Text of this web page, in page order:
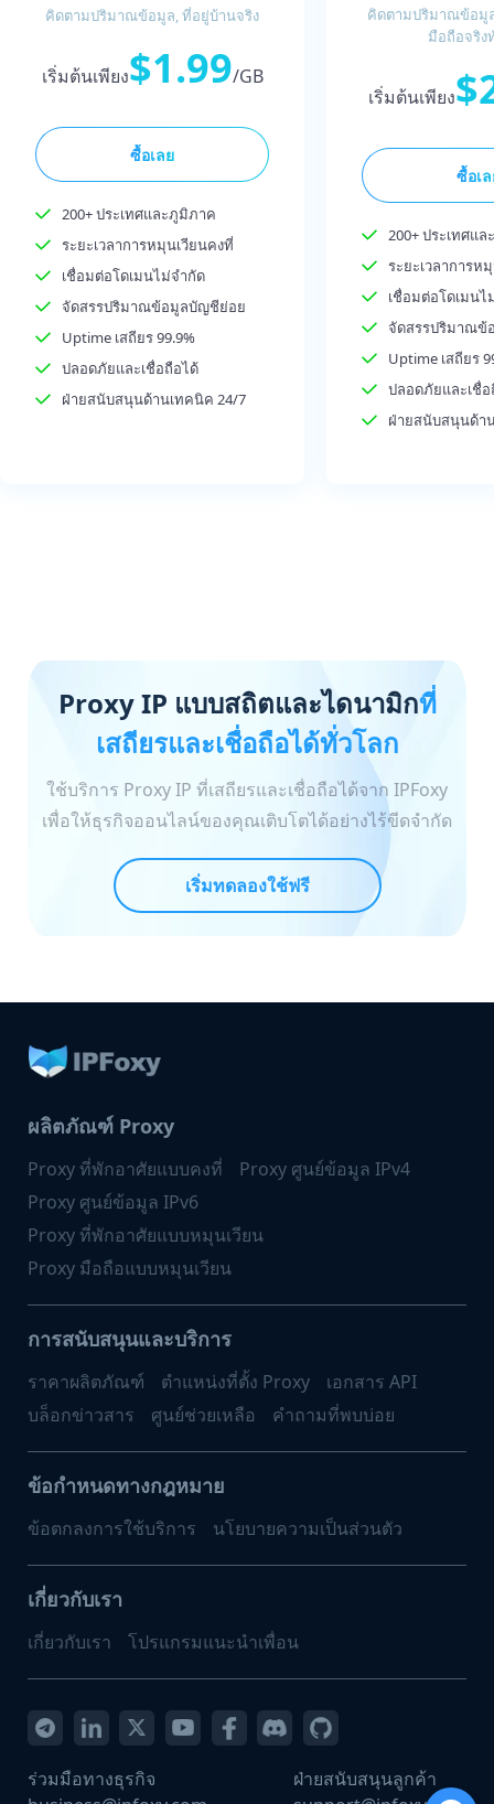
คิดตามปริมาณข้อมูล, ที่อยู่บ้านจริง
เริ่มต้นเพียง$1.99/GB
ซื้อเลย
200+ ประเทศและภูมิภาค
ระยะเวลาการหมุนเวียนคงที่
เชื่อมต่อโดเมนไม่จำกัด
จัดสรรปริมาณข้อมูลบัญชีย่อย
Uptime เสถียร 99.9%
ปลอดภัยและเชื่อถือได้
ฝ่ายสนับสนุนด้านเทคนิค 24/7
คิดตามปริมาณข้อมู
มือถือจริง
เริ่มต้นเพียง
ซื้อเ
200+ ประเทศแ
ระยะเวลาการห
เชื่อมต่อโดเมนไ
จัดสรรปริมาณ
Uptime เสถียร
ปลอดภัยและเชื่
ฝ่ายสนับสนุนด้า
Proxy IP แบบสถิตและไดนามิกที่
เสถียรและเชื่อถือได้ทั่วโลก
ใช้บริการ Proxy IP ที่เสถียรและเชื่อถือได้จาก IPFoxy
เพื่อให้ธุรกิจออนไลน์ของคุณเติบโตได้อย่างไร้ขีดจำกัด
เริ่มทดลองใช้ฟรี
ผลิตภัณฑ์ Proxy
Proxy ที่พักอาศัยแบบคงที่
Proxy ศูนย์ข้อมูล IPv4
Proxy ศูนย์ข้อมูล IPv6
Proxy ที่พักอาศัยแบบหมุนเวียน
Proxy มือถือแบบหมุนเวียน
การสนับสนุนและบริการ
ราคาผลิตภัณฑ์ ตำแหน่งที่ตั้ง Proxy
เอกสาร API
บล็อกข่าวสาร
ศูนย์ช่วยเหลือ คำถามที่พบบ่อย
ข้อกำหนดทางกฎหมาย
ข้อตกลงการใช้บริการ นโยบายความเป็นส่วนตัว
เกี่ยวกับเรา
เกี่ยวกับเรา โปรแกรมแนะนำเพื่อน
ร่วมมือทางธุรกิจ
ฝ่ายสนับสนุนลูกค้า